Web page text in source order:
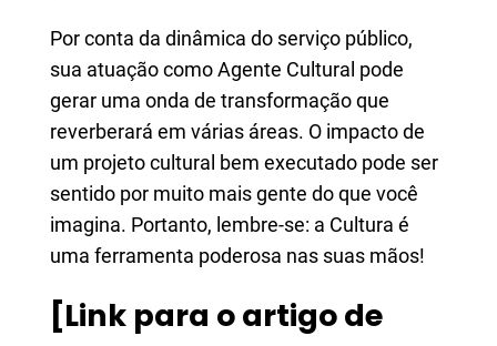
Por conta da dinâmica do serviço público,
sua atuação como Agente Cultural pode
gerar uma onda de transformação que
reverberará em várias áreas. O impacto de
um projeto cultural bem executado pode ser
sentido por muito mais gente do que você
imagina. Portanto, lembre-se: a Cultura é
uma ferramenta poderosa nas suas mãos!
[Link para o artigo de